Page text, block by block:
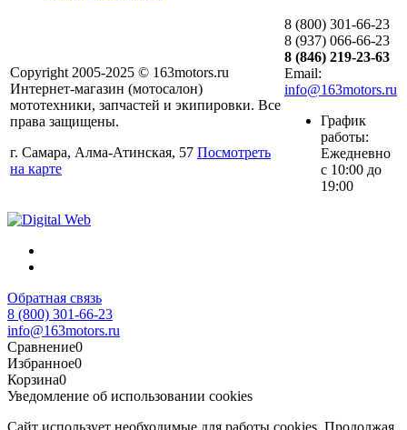
Copyright 2005-2025 © 163motors.ru
Интернет-магазин (мотосалон)
мототехники, запчастей и экипировки. Все
права защищены.
г. Самара, Алма-Атинская, 57 Посмотреть
на карте
8 (800) 301-66-23
8 (937) 066-66-23
8 (846) 219-23-63
Email:
info@163motors.ru
График
работы:
Ежедневно
с 10:00 до
19:00
Обратная связь
8 (800) 301-66-23
info@163motors.ru
Сравнение0
Избранное0
Корзина0
Уведомление об использовании cookies